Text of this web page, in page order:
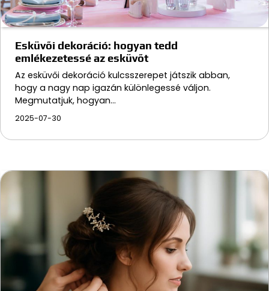
Esküvői dekoráció: hogyan tedd
emlékezetessé az esküvőt
Az esküvői dekoráció kulcsszerepet játszik abban,
hogy a nagy nap igazán különlegessé váljon.
Megmutatjuk, hogyan…
2025-07-30